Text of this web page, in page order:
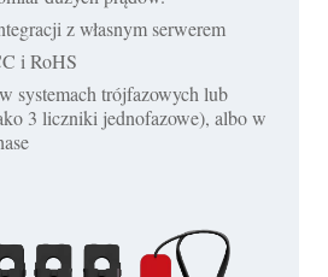
z własnym serwerem
i RoHS
systemach trójfazowych lub
3 liczniki jednofazowe), albo w